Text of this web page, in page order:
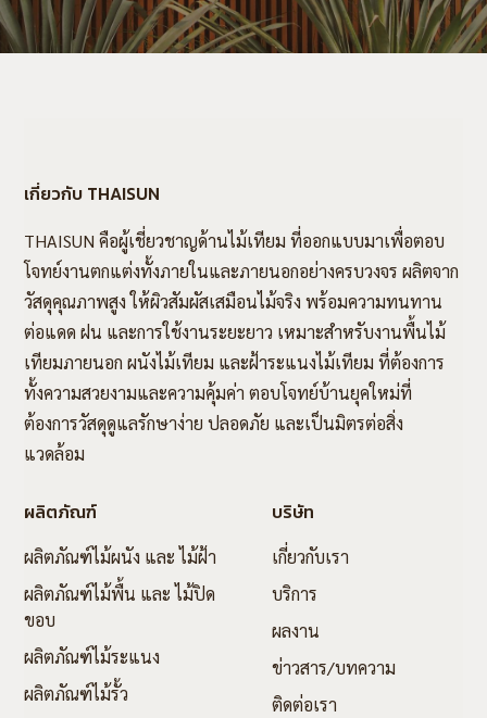
เกี่ยวกับ THAISUN
THAISUN คือผู้เชี่ยวชาญด้านไม้เทียม ที่ออกแบบมาเพื่อตอบ
โจทย์งานตกแต่งทั้งภายในและภายนอกอย่างครบวงจร ผลิตจาก
วัสดุคุณภาพสูง ให้ผิวสัมผัสเสมือนไม้จริง พร้อมความทนทาน
ต่อแดด ฝน และการใช้งานระยะยาว เหมาะสำหรับงานพื้นไม้
เทียมภายนอก ผนังไม้เทียม และฝ้าระแนงไม้เทียม ที่ต้องการ
ทั้งความสวยงามและความคุ้มค่า ตอบโจทย์บ้านยุคใหม่ที่
ต้องการวัสดุดูแลรักษาง่าย ปลอดภัย และเป็นมิตรต่อสิ่ง
แวดล้อม
ผลิตภัณฑ์
ผลิตภัณฑ์ไม้ผนัง และ ไม้ฝ้า
ผลิตภัณฑ์ไม้พื้น และ ไม้ปิด
ขอบ
ผลิตภัณฑ์ไม้ระแนง
ผลิตภัณฑ์ไม้รั้ว
บริษัท
เกี่ยวกับเรา
บริการ
ผลงาน
ข่าวสาร/บทความ
ติดต่อเรา